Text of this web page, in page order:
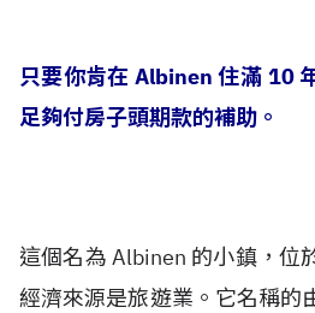
只要你肯在 Albinen 住滿 10
足夠付房子頭期款的補助。
這個名為 Albinen 的小鎮，位
經濟來源是旅遊業。它名稱的